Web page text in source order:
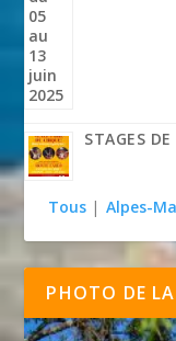
STAGES
Tous | Alpes-
PHOTO DE